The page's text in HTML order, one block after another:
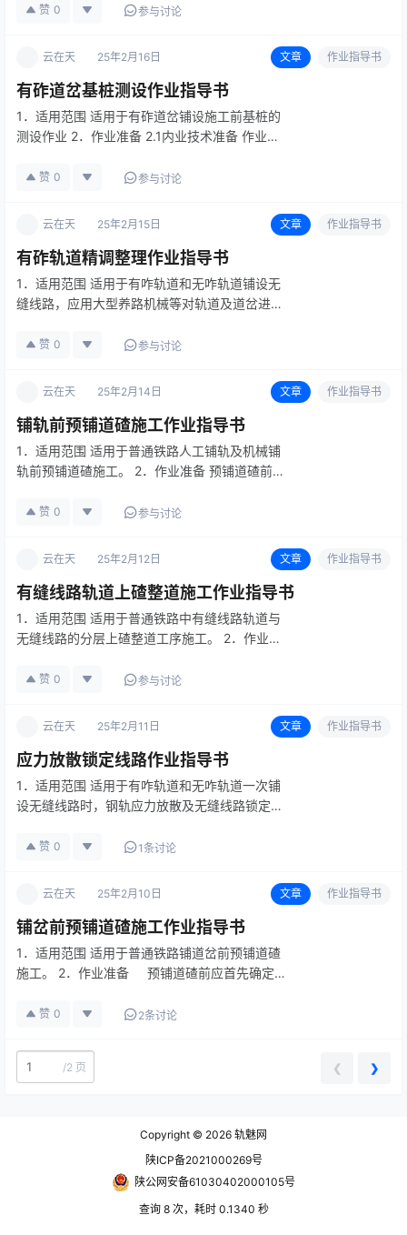
道岔采用现场拼装铺设法施工。 2．作业准备
前组织技术人员认真…
赞 0 参与讨论
云在天 25年2月16日 文章 作业指导书
有砟道岔基桩测设作业指导书
1．适用范围 适用于有砟道岔铺设施工前基桩的
测设作业 2．作业准备 2.1内业技术准备 作业指
实施性施工组织设计，阅读、审核施工图纸，澄
工安全保证措施，提出…
赞 0 参与讨论
云在天 25年2月15日 文章 作业指导书
有砟轨道精调整理作业指导书
1．适用范围 适用于有咋轨道和无咋轨道铺设无
缝线路，应用大型养路机械等对轨道及道岔进行
2.1.1积极与建设单位、设计单位和监理单位联
工作，组织有关技…
赞 0 参与讨论
云在天 25年2月14日 文章 作业指导书
铺轨前预铺道碴施工作业指导书
1．适用范围 适用于普通铁路人工铺轨及机械铺
轨前预铺道碴施工。 2．作业准备 预铺道碴前应
《铁路碎石道碴》（TB/T2140）中规定的方法
系监理单位进行见证…
赞 0 参与讨论
云在天 25年2月12日 文章 作业指导书
有缝线路轨道上碴整道施工作业指导书
1．适用范围 适用于普通铁路中有缝线路轨道与
无缝线路的分层上碴整道工序施工。 2．作业准
规范及验收标准等实施性技术资料。编制并下发
材料准备…
赞 0 参与讨论
云在天 25年2月11日 文章 作业指导书
应力放散锁定线路作业指导书
1．适用范围 适用于有咋轨道和无咋轨道一次铺
设无缝线路时，钢轨应力放散及无缝线路锁定施
审核施工图纸理解设计意图，编写审核报告；进
织设计(含质量计划)…
赞 0 1条讨论
云在天 25年2月10日 文章 作业指导书
铺岔前预铺道碴施工作业指导书
1．适用范围 适用于普通铁路铺道岔前预铺道碴
施工。 2．作业准备 预铺道碴前应首先确定
石道碴》（TB/T2140）中规定的方法对道碴品
赞 0 2条讨论
/2 页 ❮ ❯
Copyright © 2026 轨魅网
陕ICP备2021000269号
陕公网安备61030402000105号
查询 8 次，耗时 0.1340 秒